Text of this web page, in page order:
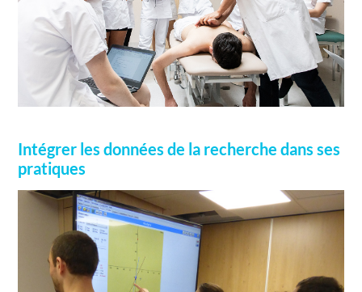
Intégrer les données de la recherche dans ses
pratiques